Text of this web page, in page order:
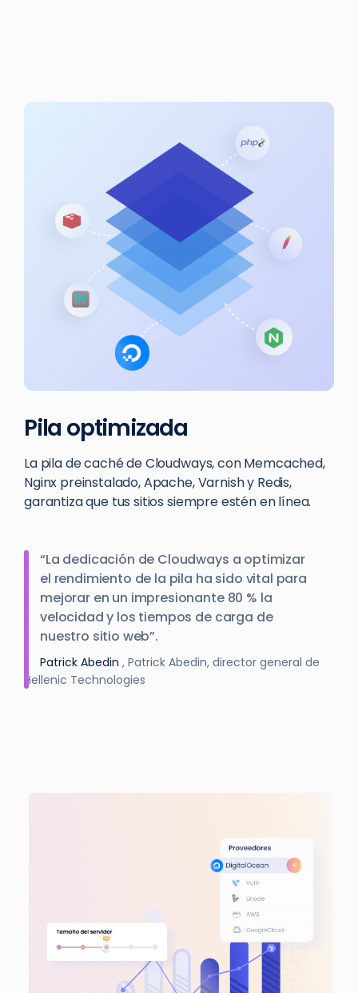
Pila optimizada
La pila de caché de Cloudways, con Memcached,
Nginx preinstalado, Apache, Varnish y Redis,
garantiza que tus sitios siempre estén en línea.
“La dedicación de Cloudways a optimizar
el rendimiento de la pila ha sido vital para
mejorar en un impresionante 80 % la
velocidad y los tiempos de carga de
nuestro sitio web”.
Patrick Abedin , Patrick Abedin, director general de
Hellenic Technologies